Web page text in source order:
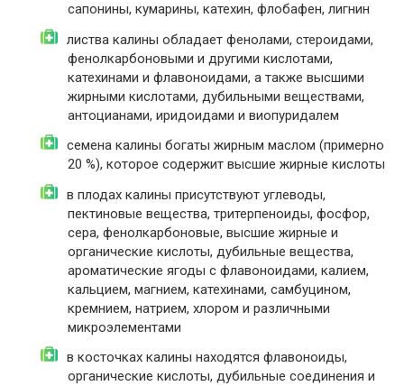
сапонины, кумарины, катехин, флобафен, лигнин
листва калины обладает фенолами, стероидами,
фенолкарбоновыми и другими кислотами,
катехинами и флавоноидами, а также высшими
жирными кислотами, дубильными веществами,
антоцианами, иридоидами и виопуридалем
семена калины богаты жирным маслом (примерно
20 %), которое содержит высшие жирные кислоты
в плодах калины присутствуют углеводы,
пектиновые вещества, тритерпеноиды, фосфор,
сера, фенолкарбоновые, высшие жирные и
органические кислоты, дубильные вещества,
ароматические ягоды с флавоноидами, калием,
кальцием, магнием, катехинами, самбуцином,
кремнием, натрием, хлором и различными
микроэлементами
в косточках калины находятся флавоноиды,
органические кислоты, дубильные соединения и